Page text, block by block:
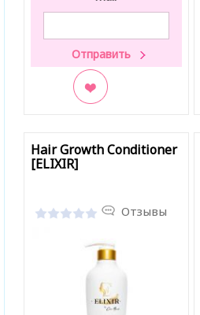
Hair Growth Conditioner
[ELIXIR]
Отзывы